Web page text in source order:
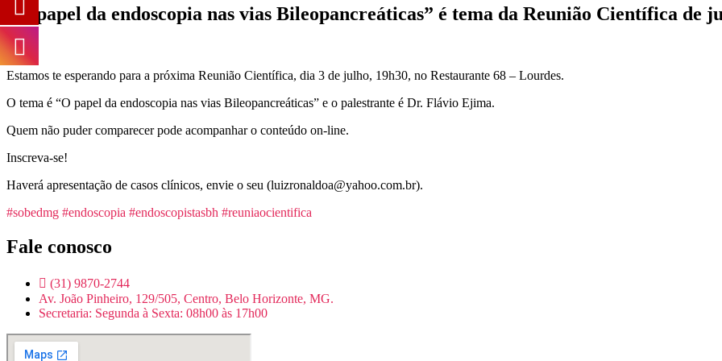
“O papel da endoscopia nas vias Bileopancreáticas” é tema da Reunião Científica de
Estamos te esperando para a próxima Reunião Científica, dia 3 de julho, 19h30, no Restaurante 68 – Lourdes.
O tema é “O papel da endoscopia nas vias Bileopancreáticas” e o palestrante é Dr. Flávio Ejima.
Quem não puder comparecer pode acompanhar o conteúdo on-line.
Inscreva-se!
Haverá apresentação de casos clínicos, envie o seu (luizronaldoa@yahoo.com.br).
#sobedmg #endoscopia #endoscopistasbh #reuniaocientifica
Fale conosco
(31) 9870-2744
Av. João Pinheiro, 129/505, Centro, Belo Horizonte, MG.
Secretaria: Segunda à Sexta: 08h00 às 17h00